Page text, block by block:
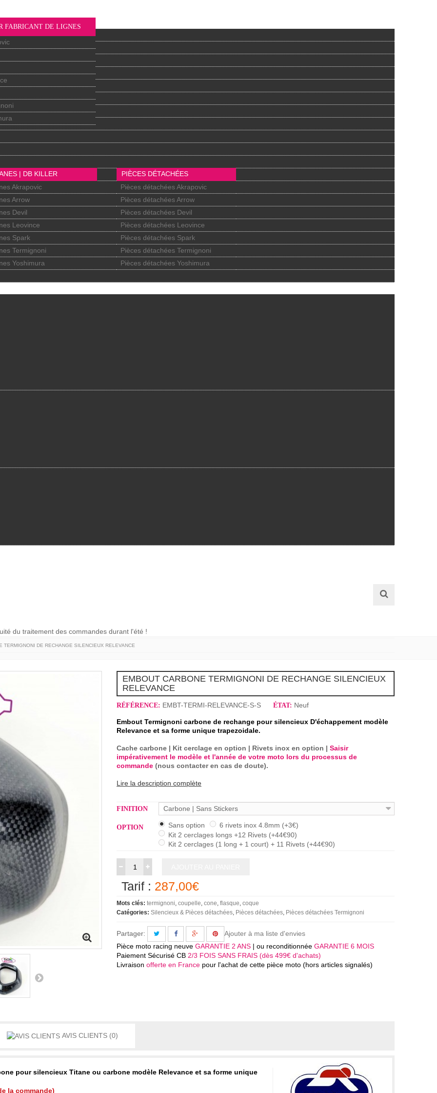
FABRICANT DE LIGNES
| DB KILLER
Akrapovic
Arrow
Devil
Leovince
Spark
Termignoni
Yoshimura
PIÈCES DÉTACHÉES
Pièces détachées Akrapovic
Pièces détachées Arrow
Pièces détachées Devil
Pièces détachées Leovince
Pièces détachées Spark
Pièces détachées Termignoni
Pièces détachées Yoshimura
du traitement des commandes durant l'été !
TERMIGNONI DE RECHANGE SILENCIEUX RELEVANCE
EMBOUT CARBONE TERMIGNONI DE RECHANGE SILENCIEUX
RELEVANCE
RÉFÉRENCE: EMBT-TERMI-RELEVANCE-S-S ÉTAT: Neuf
Embout Termignoni carbone de rechange pour silencieux D'échappement modèle
Relevance et sa forme unique trapezoidale.
Cache carbone | Kit cerclage en option | Rivets inox en option | Saisir
impérativement le modèle et l'année de votre moto lors du processus de
commande (nous contacter en cas de doute).
Lire la description complète
FINITION Carbone | Sans Stickers
OPTION Sans option
6 rivets inox 4.8mm (+3€)
Kit 2 cerclages longs +12 Rivets (+44€90)
Kit 2 cerclages (1 long + 1 court) + 11 Rivets (+44€90)
Tarif : 287,00€
Mots clés: termignoni coupelle cone flasque coque
Catégories: Silencieux & Pièces détachées Pièces détachées Pièces détachées Termignoni
Partager:
Ajouter à ma liste d'envies
Pièce moto racing neuve GARANTIE 2 ANS | ou reconditionnée GARANTIE 6 MOIS
Paiement Sécurisé CB 2/3 FOIS SANS FRAIS (dès 499€ d'achats)
Livraison offerte en France pour l'achat de cette pièce moto (hors articles signalés)
AVIS CLIENTS (0)
pour silencieux Titane ou carbone modèle Relevance et sa forme unique
la commande)